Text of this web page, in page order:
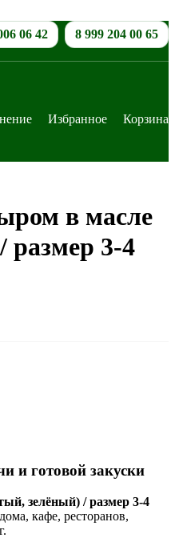
06 42 8 999 204 00 65
Избранное Корзина
в масле
3-4
и готовой закуски
зелёный) / размер 3-4
кафе, ресторанов,